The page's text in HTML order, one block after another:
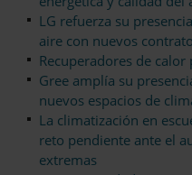
LG refuerza su
aire con nuevos
Recuperadores de
Gree amplía su
nuevos espacios de
La climatización en
reto pendiente ante el
extremas